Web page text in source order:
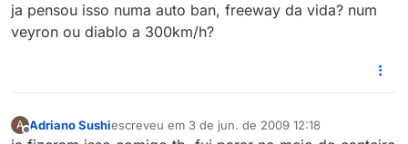
ja pensou isso numa auto ban, freeway da vida? num
veyron ou diablo a 300km/h?
A
Offline
Adriano Sushiescreveu em 3 de jun. de 2009 12:18
última edição por